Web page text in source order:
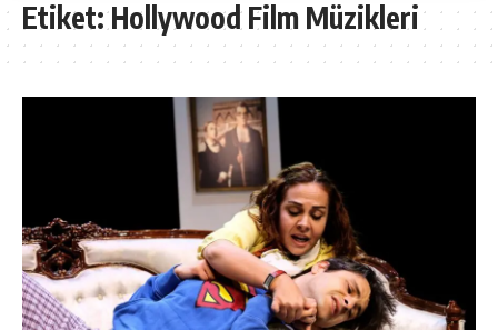
Etiket:Hollywood Film Müzikleri